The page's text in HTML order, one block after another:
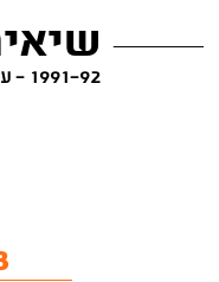
1991-92 - עונה סדירה, קבוצה נוכחית